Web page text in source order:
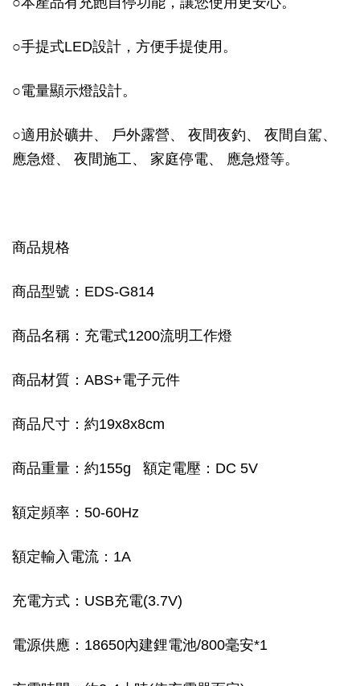
○手提式LED設計，方便手提使用。
○電量顯示燈設計。
○適用於礦井、 戶外露營、 夜間夜釣、 夜間自駕、
應急燈、 夜間施工、 家庭停電、 應急燈等。
商品規格
商品型號：EDS-G814
商品名稱：充電式1200流明工作燈
商品材質：ABS+電子元件
商品尺寸：約19x8x8cm
商品重量：約155g 額定電壓：DC 5V
額定頻率：50-60Hz
額定輸入電流：1A
充電方式：USB充電(3.7V)
電源供應：18650內建鋰電池/800毫安*1